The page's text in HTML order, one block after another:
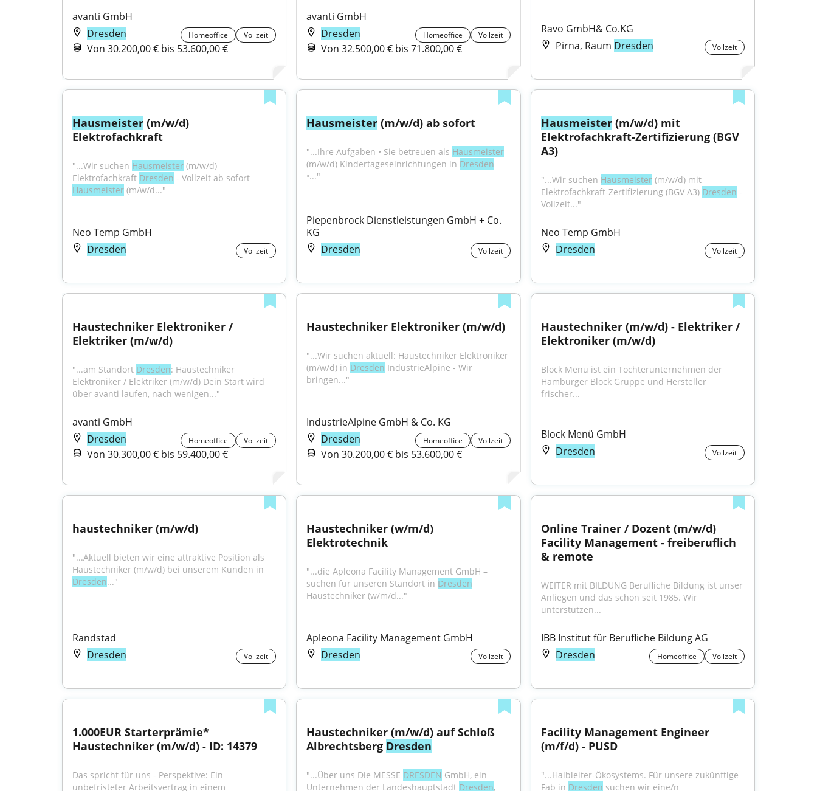
avanti GmbH
Dresden
Homeoffice Vollzeit
Von 30.200,00 € bis 53.600,00 €
avanti GmbH
Dresden
Homeoffice Vollzeit
Von 32.500,00 € bis 71.800,00 €
Ravo GmbH& Co.KG
Pirna, Raum Dresden Vollzeit
Hausmeister (m/w/d)
Elektrofachkraft
"...Wir suchen Hausmeister (m/w/d)
Elektrofachkraft Dresden
Hausmeister (m/w/d..."
Neo Temp GmbH
Dresden
Vollzeit
Hausmeister (m/w/d) ab sofort
"...Ihre Aufgaben • Sie betreuen als Hausmeister
(m/w/d) Kindertageseinrichtungen in Dresden
•..."
Piepenbrock Dienstleistungen GmbH + Co.
KG
Dresden
Vollzeit
Hausmeister (m/w/d) mit
Elektrofachkraft-Zertifizierung (BGV
A3)
"...Wir suchen Hausmeister (m/w/d) mit
Elektrofachkraft-Zertifizierung (BGV A3) Dresden -
Vollzeit..."
Neo Temp GmbH
Dresden
Vollzeit
Haustechniker Elektroniker /
Elektriker (m/w/d)
"...am Standort Dresden: Haustechniker
Elektroniker / Elektriker (m/w/d) Dein Start wird
über avanti laufen, nach wenigen..."
avanti GmbH
Dresden
Homeoffice Vollzeit
Von 30.300,00 € bis 59.400,00 €
Haustechniker Elektroniker (m/w/d)
"...Wir suchen aktuell: Haustechniker Elektroniker
(m/w/d) in Dresden IndustrieAlpine - Wir
bringen..."
IndustrieAlpine GmbH & Co. KG
Dresden
Homeoffice Vollzeit
Von 30.200,00 € bis 53.600,00 €
Haustechniker (m/w/d) - Elektriker /
Elektroniker (m/w/d)
Block Menü ist ein Tochterunternehmen der
Hamburger Block Gruppe und Hersteller
frischer...
Block Menü GmbH
Dresden
Vollzeit
haustechniker (m/w/d)
"...Aktuell bieten wir eine attraktive Position als
Dresden..."
Randstad
Dresden
Vollzeit
Haustechniker (w/m/d)
Elektrotechnik
"...die Apleona Facility Management GmbH –
suchen für unseren Standort in Dresden
Haustechniker (w/m/d..."
Apleona Facility Management GmbH
Dresden
Vollzeit
Online Trainer / Dozent (m/w/d)
Facility Management - freiberuflich
& remote
WEITER mit BILDUNG Berufliche Bildung ist unser
Anliegen und das schon seit 1985. Wir
unterstützen...
IBB Institut für Berufliche Bildung AG
Dresden
Homeoffice Vollzeit
1.000EUR Starterprämie*
Haustechniker (m/w/d) - ID: 14379
Das spricht für uns - Perspektive: Ein
unbefristeter Arbeitsvertrag in einem
Haustechniker (m/w/d) auf Schloß
Albrechtsberg Dresden
"...Über uns Die MESSE DRESDEN GmbH, ein
Unternehmen der Landeshauptstadt Dresden,
Facility Management Engineer
(m/f/d) - PUSD
"...Halbleiter-Ökosystems. Für unsere zukünftige
Fab in Dresden suchen wir eine/n